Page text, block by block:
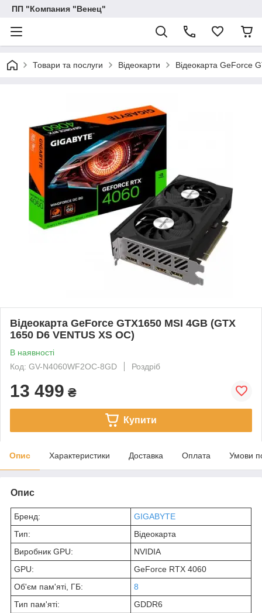
ПП "Компания "Венец"
Товари та послуги Відеокарти Відеокарта GeForce
Відеокарта GeForce GTX1650 MSI 4GB (GTX
1650 D6 VENTUS XS OC)
В наявності
Код: GV-N4060WF2OC-8GD
Роздріб
13 499 ₴
Купити
Опис Характеристики Доставка Оплата Умови
Опис
Бренд:
GIGABYTE
Тип:
Відеокарта
Виробник GPU:
NVIDIA
GPU:
GeForce RTX 4060
Об'єм пам'яті, ГБ:
8
Тип пам'яті:
GDDR6